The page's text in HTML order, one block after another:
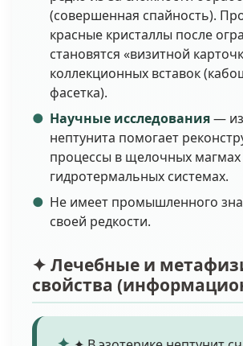
(совершенная спайность).
красные кристаллы после
становятся «визитной
коллекционных вставок
фасетка).
Научные исследования—
нептунита помогает
процессы в щелочных магмах
гидротермальных системах.
Не имеет промышленного
своей редкости.
✦ Лечебные и
свойства